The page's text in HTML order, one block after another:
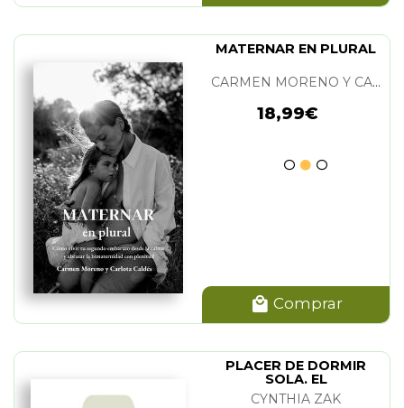
MATERNAR EN PLURAL
CARMEN MORENO Y CARLOTA CALDES
18,99€
Comprar
PLACER DE DORMIR
SOLA. EL
CYNTHIA ZAK